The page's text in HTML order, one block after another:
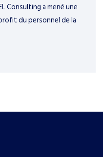
Consulting a mené une
du personnel de la